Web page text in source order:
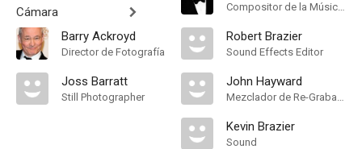
Cámara
Barry Ackroyd
Director de Fotografía
Joss Barratt
Still Photographer
Compositor de la Música Original
Robert Brazier
Sound Effects Editor
John Hayward
Mezclador de Re-Grabación de Sonido
Kevin Brazier
Sound